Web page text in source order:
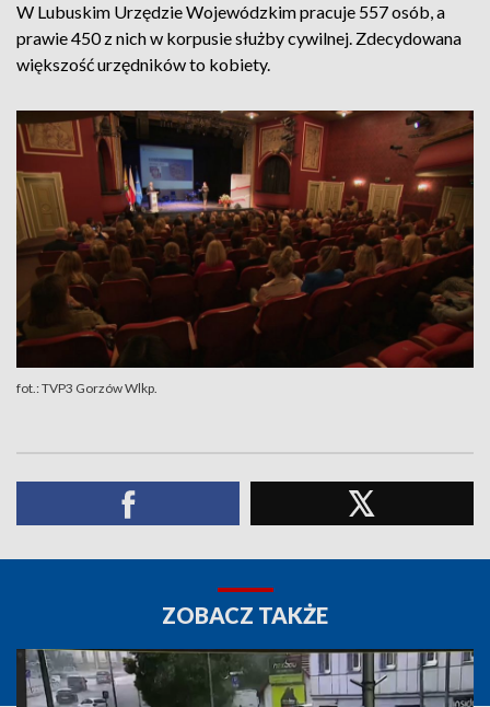
W Lubuskim Urzędzie Wojewódzkim pracuje 557 osób, a
prawie 450 z nich w korpusie służby cywilnej. Zdecydowana
większość urzędników to kobiety.
fot.: TVP3 Gorzów Wlkp.
ZOBACZ TAKŻE